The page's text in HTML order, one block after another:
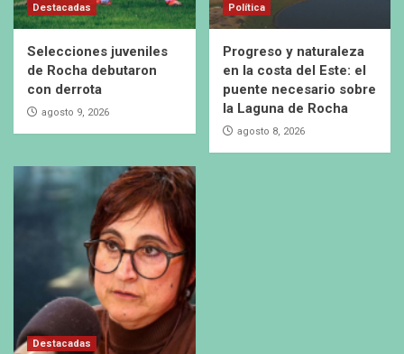
Destacadas
Selecciones juveniles
de Rocha debutaron
con derrota
agosto 9, 2026
Política
Progreso y naturaleza
en la costa del Este: el
puente necesario sobre
la Laguna de Rocha
agosto 8, 2026
Destacadas